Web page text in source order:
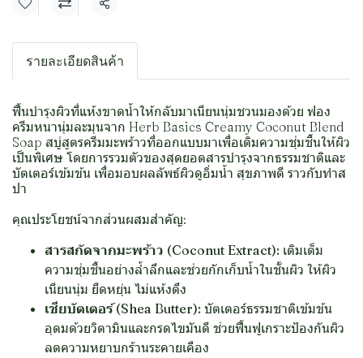
แชร์
รายละเอียดสินค้า
ฟื้นบำรุงผิวที่แห้งขาดน้ำให้กลับมาเนียนนุ่มชวนมองด้วย ฟอง
ครีมหนานุ่มละมุนจาก Herb Basics Creamy Coconut Blend
Soap สบู่สูตรครีมมะพร้าวที่ออกแบบมาเพื่อเติมความชุ่มชื้นให้ผิว
เป็นพิเศษ โดยการรวมตัวของสุดยอดสารบำรุงจากธรรมชาติและ
บัตเตอร์เข้มข้น เพื่อมอบผลลัพธ์ผิวดูอิ่มน้ำ สุขภาพดี ราวกับทำส
ปา
คุณประโยชน์จากส่วนผสมสำคัญ:
สารสกัดจากมะพร้าว (Coconut Extract): เติมเต็ม
ความชุ่มชื้นอย่างล้ำลึกและช่วยกักเก็บน้ำในชั้นผิว ให้ผิว
เนียนนุ่ม ยืดหยุ่น ไม่แห้งตึง
เชียบัตเตอร์ (Shea Butter): บัตเตอร์ธรรมชาติเข้มข้น
อุดมด้วยวิตามินและกรดไขมันดี ช่วยฟื้นฟูเกราะป้องกันผิว
ลดความหยาบกร้านระคายเคือง